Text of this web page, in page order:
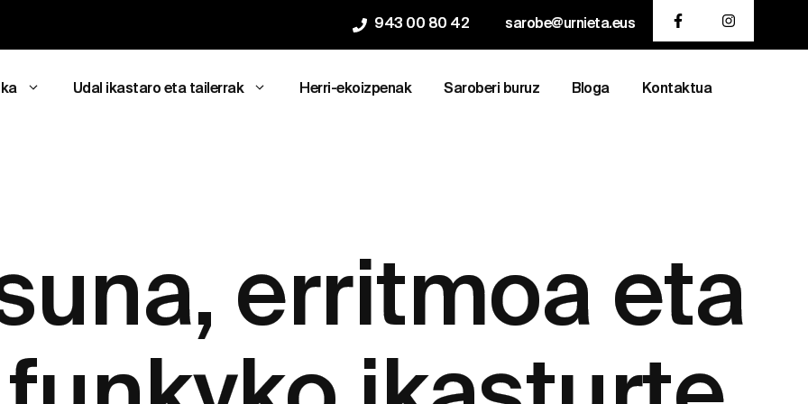
943 00 80 42 sarobe@urnieta.eus
Udal ikastaro eta tailerrak Herri-ekoizpenak Saroberi buruz Bloga Kontaktua
erritmoa eta